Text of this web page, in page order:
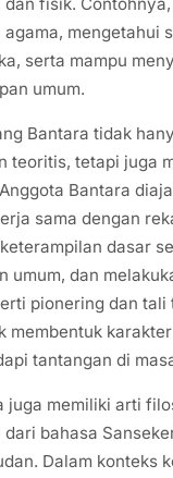
agama, mengetahui
serta mampu
umum.
Bantara tidak
teoritis, tetapi juga
Bantara
sama dengan
dasar
umum, dan
pionering dan tali
membentuk
tantangan di
juga memiliki arti
dari bahasa
Dalam konteks